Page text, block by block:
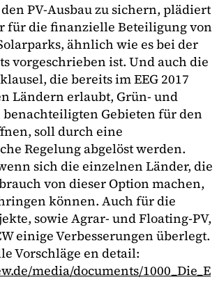
PV-Ausbau zu sichern, plädiert
für die finanzielle Beteiligung von
ähnlich wie es bei der
vorgeschrieben ist. Und auch die
die bereits im EEG 2017
Ländern erlaubt, Grün- und
Gebieten für den
soll durch eine
Regelung abgelöst werden.
sich die einzelnen Länder, die
von dieser Option machen,
können. Auch für die
sowie Agrar- und Floating-PV,
einige Verbesserungen überlegt.
Vorschläge en detail:
media/documents/1000_Die_E